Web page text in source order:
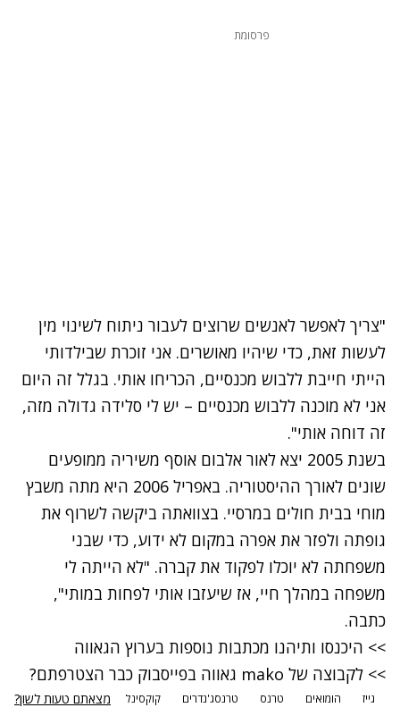
פרסומת
"צריך לאפשר לאנשים שרוצים לעבור ניתוח לשינוי מין
לעשות זאת, כדי שיהיו מאושרים. אני זוכרת שבילדותי
הייתי חייבת ללבוש מכנסיים, הכריחו אותי. בגלל זה היום
אני לא מוכנה ללבוש מכנסיים – יש לי סלידה גדולה מזה,
זה דוחה אותי".
בשנת 2005 יצא לאור אלבום אוסף משיריה ממופעים
שונים לאורך ההיסטוריה. באפריל 2006 היא מתה משבץ
מוחי בבית חולים במרסיי. בצוואתה ביקשה לשרוף את
גופתה ולפזר את אפרה במקום לא ידוע, כדי שבני
משפחתה לא יוכלו לפקוד את קברה. "לא הייתה לי
משפחה במהלך חיי, אז שיעזבו אותי לפחות במותי",
כתבה.
>> היכנסו ותיהנו מכתבות נוספות בערוץ הגאווה
>> לקבוצה של mako גאווה בפייסבוק כבר הצטרפתם?
גייז הומואים טרנס טרנסג'נדרים קוקסינל מצאתם טעות לשון?